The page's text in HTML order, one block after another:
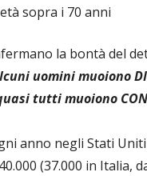
età sopra i 70
la bontà del
uomini muoiono
tutti muoiono
anno negli Stati
(37.000 in Italia,